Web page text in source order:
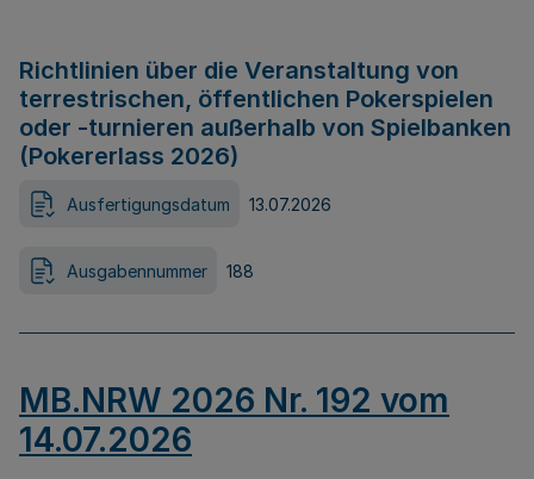
Richtlinien über die Veranstaltung von
terrestrischen, öffentlichen Pokerspielen
oder -turnieren außerhalb von Spielbanken
(Pokererlass 2026)
Ausfertigungsdatum 13.07.2026
Ausgabennummer 188
MB.NRW 2026 Nr. 192 vom
14.07.2026